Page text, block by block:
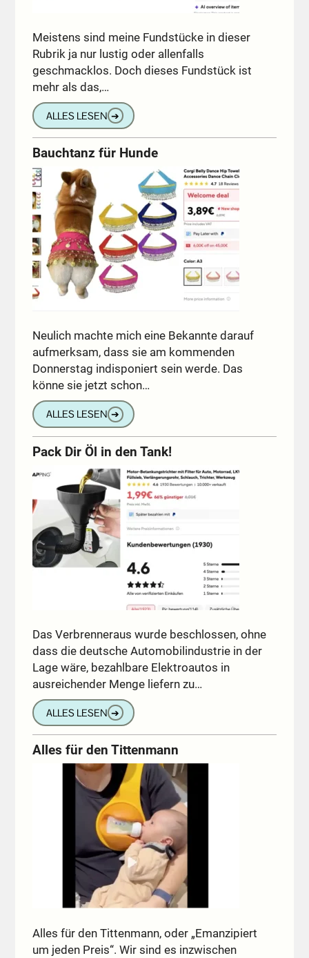
Meistens sind meine Fundstücke in dieser
Rubrik ja nur lustig oder allenfalls
geschmacklos. Doch dieses Fundstück ist
mehr als das,…
ALLES LESEN ➔
Bauchtanz für Hunde
Neulich machte mich eine Bekannte darauf
aufmerksam, dass sie am kommenden
Donnerstag indisponiert sein werde. Das
könne sie jetzt schon…
ALLES LESEN ➔
Pack Dir Öl in den Tank!
Das Verbrenneraus wurde beschlossen, ohne
dass die deutsche Automobilindustrie in der
Lage wäre, bezahlbare Elektroautos in
ausreichender Menge liefern zu…
ALLES LESEN ➔
Alles für den Tittenmann
Alles für den Tittenmann, oder „Emanzipiert
um jeden Preis“. Wir sind es inzwischen